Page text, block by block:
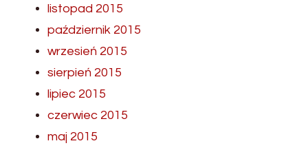
listopad 2015
październik 2015
wrzesień 2015
sierpień 2015
lipiec 2015
czerwiec 2015
maj 2015